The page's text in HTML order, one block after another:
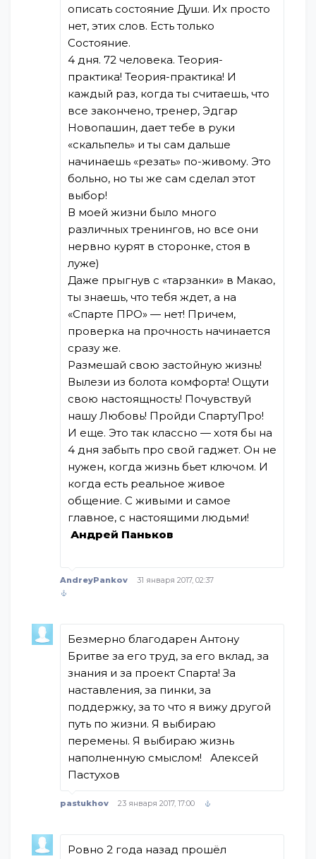
описать состояние Души. Их просто
нет, этих слов. Есть только
Состояние.
4 дня. 72 человека. Теория-
практика! Теория-практика! И
каждый раз, когда ты считаешь, что
все закончено, тренер, Эдгар
Новопашин, дает тебе в руки
«скальпель» и ты сам дальше
начинаешь «резать» по-живому. Это
больно, но ты же сам сделал этот
выбор!
В моей жизни было много
различных тренингов, но все они
нервно курят в сторонке, стоя в
луже)
Даже прыгнув с «тарзанки» в Макао,
ты знаешь, что тебя ждет, а на
«Спарте ПРО» — нет! Причем,
проверка на прочность начинается
сразу же.
Размешай свою застойную жизнь!
Вылези из болота комфорта! Ощути
свою настоящность! Почувствуй
нашу Любовь! Пройди СпартуПро!
И еще. Это так классно — хотя бы на
4 дня забыть про свой гаджет. Он не
нужен, когда жизнь бьет ключом. И
когда есть реальное живое
общение. С живыми и самое
главное, с настоящими людьми!
Андрей Паньков
AndreyPankov 31 января 2017, 02:37
Безмерно благодарен Антону
Бритве за его труд, за его вклад, за
знания и за проект Спарта! За
наставления, за пинки, за
поддержку, за то что я вижу другой
путь по жизни. Я выбираю
перемены. Я выбираю жизнь
наполненную смыслом! Алексей
Пастухов
pastukhov 23 января 2017, 17:00
Ровно 2 года назад прошёл